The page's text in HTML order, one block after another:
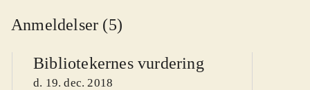
Anmeldelser (5)
Bibliotekernes vurdering
d. 19. dec. 2018